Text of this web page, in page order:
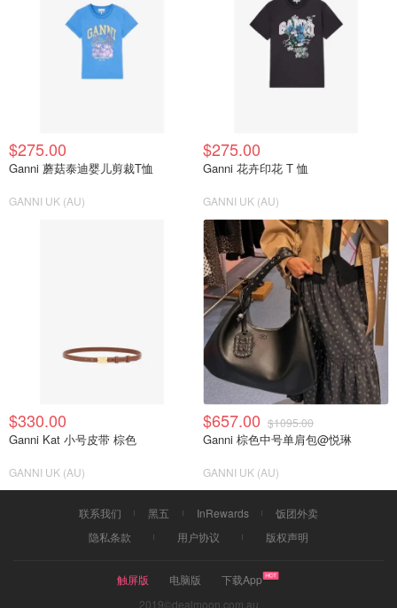
$275.00
Ganni 蘑菇泰迪婴儿剪裁T恤
GANNI UK (AU)
$275.00
Ganni 花卉印花 T 恤
GANNI UK (AU)
$330.00
Ganni Kat 小号皮带 棕色
GANNI UK (AU)
$657.00 $1095.00
Ganni 棕色中号单肩包@悦琳
GANNI UK (AU)
联系我们 黑五 InRewards
饭团外卖
隐私条款
用户协议 版权声明
触屏版 电脑版
下载App
2019©dealmoon.com.au